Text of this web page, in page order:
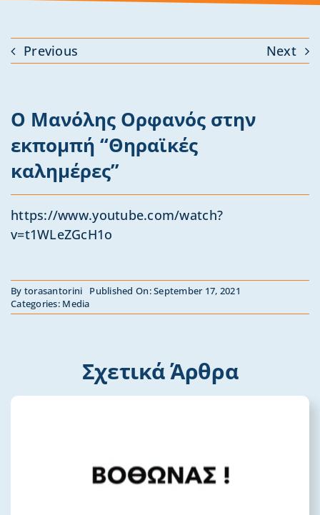
Previous Next
Ο Μανόλης Ορφανός στην
εκπομπή “Θηραϊκές
καλημέρες”
https://www.youtube.com/watch?
v=t1WLeZGcH1o
By torasantorini
Published On: September 17, 2021
Categories: Media
Σχετικά Άρθρα